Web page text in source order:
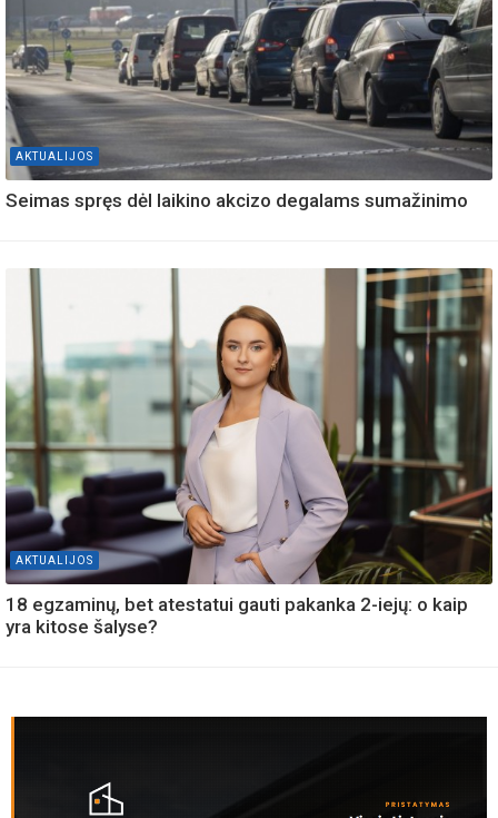
AKTUALIJOS
Seimas spręs dėl laikino akcizo degalams sumažinimo
AKTUALIJOS
18 egzaminų, bet atestatui gauti pakanka 2-iejų: o kaip
yra kitose šalyse?